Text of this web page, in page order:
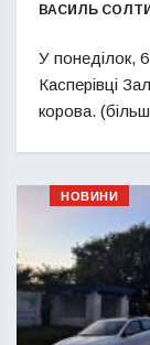
ВАСИЛЬ
У понеділок,
Касперівці
корова.
НОВИНИ